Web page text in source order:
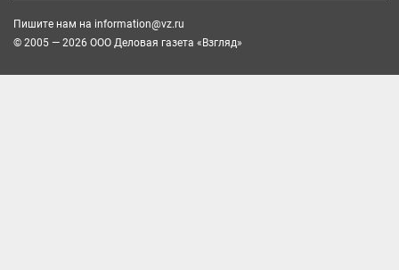
Пишите нам на information@vz.ru
© 2005 — 2026 ООО Деловая газета «Взгляд»